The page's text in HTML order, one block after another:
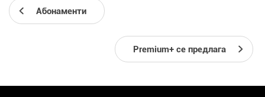
Абонаменти
Premium+ се предлага